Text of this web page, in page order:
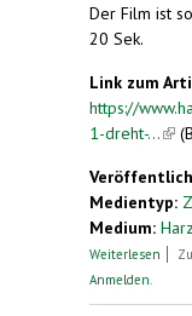
Der Film ist
20 Sek.
Link zum
https://
1-dreht-...
Medientyp:
Medium:
Weiterlesen
Anmelden